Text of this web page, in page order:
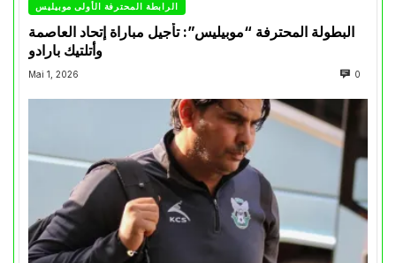
الرابطة المحترفة الأولى موبيليس
البطولة المحترفة “موبيليس”: تأجيل مباراة إتحاد العاصمة
وأتلتيك بارادو
Mai 1, 2026 0